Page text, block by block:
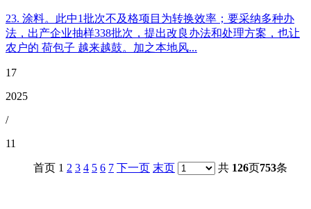
23. 涂料。此中1批次不及格项目为转换效率；要采纳多种办
法，出产企业抽样338批次，提出改良办法和处理方案，也让
农户的 荷包子 越来越鼓。加之本地风...
17
2025
/
11
首页 1 2 3 4 5 6 7 下一页 末页 共 126页753条